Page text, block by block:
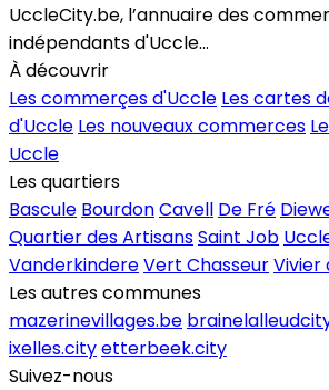
UccleCity.be, l’annuaire des
indépendants d'Uccle...
À découvrir
Les commerçes d'Uccle Les cartes
d'Uccle Les nouveaux commerces
Uccle
Les quartiers
Bascule BourdonCavell De Fré
Quartier des ArtisansSaint Job
VanderkindereVert ChasseurVivier
Les autres communes
mazerinevillages.be
ixelles.cityetterbeek.city
Suivez-nous